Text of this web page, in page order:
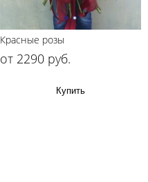
Красные розы
от 2290 руб.
Купить